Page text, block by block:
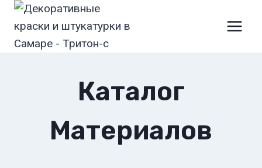
Перейти
содержимому
Каталог
Материалов